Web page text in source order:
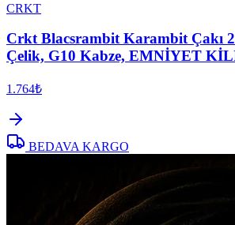
CRKT
Crkt Blacsrambit Karambit Çakı
Çelik, G10 Kabze, EMNİYET
1.764₺
BEDAVA KARGO